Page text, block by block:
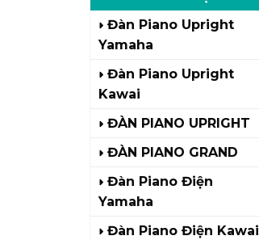
Đàn Piano Upright
Yamaha
Đàn Piano Upright
Kawai
ĐÀN PIANO UPRIGHT
ĐÀN PIANO GRAND
Đàn Piano Điện
Yamaha
Đàn Piano Điện Kawai